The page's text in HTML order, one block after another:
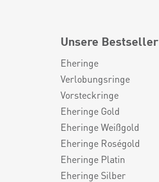
Unsere Bestseller
Eheringe
Verlobungsringe
Vorsteckringe
Eheringe Gold
Eheringe Weißgold
Eheringe Roségold
Eheringe Platin
Eheringe Silber